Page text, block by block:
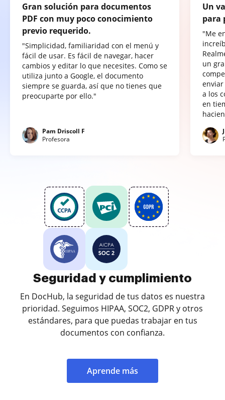
Gran solución para documentos
PDF con muy poco conocimiento
previo requerido.
"Simplicidad, familiaridad con el menú y
fácil de usar. Es fácil de navegar, hacer
cambios y editar lo que necesites. Como se
utiliza junto a Google, el documento
siempre se guarda, así que no tienes que
preocuparte por ello."
Pam Driscoll F
Profesora
Un
para
"Me
un
a los
en
Seguridad y cumplimiento
En DocHub, la seguridad de tus datos es nuestra
prioridad. Seguimos HIPAA, SOC2, GDPR y otros
estándares, para que puedas trabajar en tus
documentos con confianza.
Aprende más